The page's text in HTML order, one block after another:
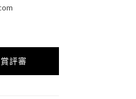
評審